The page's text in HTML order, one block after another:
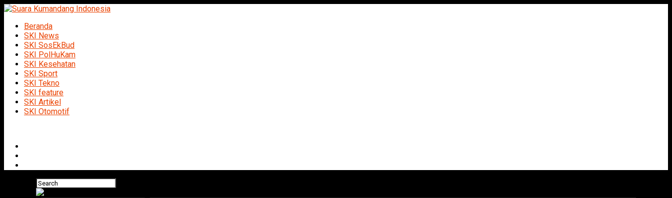
Beranda
SKI News
SKI SosEkBud
SKI PolHuKam
SKI Kesehatan
SKI Sport
SKI Tekno
SKI feature
SKI Artikel
SKI Otomotif